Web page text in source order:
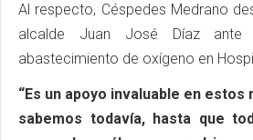
Al respecto, Céspedes Medrano
alcalde Juan José Díaz ante
abastecimiento de oxígeno en
“Es un apoyo invaluable en
sabemos todavía, hasta que